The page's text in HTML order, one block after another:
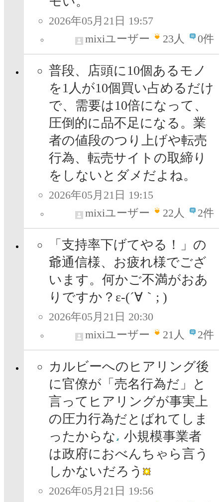
2026年05月21日 19:57
mixiユーザー
23人 0件
普段、店頭に10個あるモノ
を1人が10個買い占めるだけ
で、需要は10倍になって、
圧倒的に品不足になる。業
者の値段のつり上げや転売
行為、転売サイトの取締り
をしないとダメだよね。
2026年05月21日 19:15
mixiユーザー
22人 2件
「支持率下げてやる！」の
爺通信様、お疲れ様でござ
います。何かご不満がおあ
りですか？ε-(´∀｀; )
2026年05月21日 20:30
mixiユーザー
21人 2件
カルビーへのヒアリング後
に官僚が「売名行為だ」と
言ってヒアリングが事実上
の圧力行為だとばれてしま
ったからな
小規模事業者
は政府におべんちゃら言う
しかないだろう
2026年05月21日 19:56